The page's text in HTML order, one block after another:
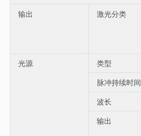
输出
激光分类
光源
类型
脉冲持续时间
波长
输出